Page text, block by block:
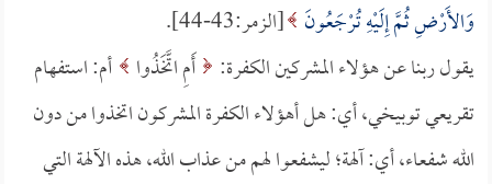
وَالأَرْضِ ثُمَّ إِلَيْهِ تُرْجَعُونَ [الزمر:43-44].
يقول ربنا عن هؤلاء المشركين الكفرة: أَمِ اتَّخَذُوا أم: استفهام
تقريعي توبيخي، أي: هل أهؤلاء الكفرة المشركون اتخذوا من دون
الله شفعاء، أي: آلهة؛ ليشفعوا لهم من عذاب الله، هذه الآلهة التي